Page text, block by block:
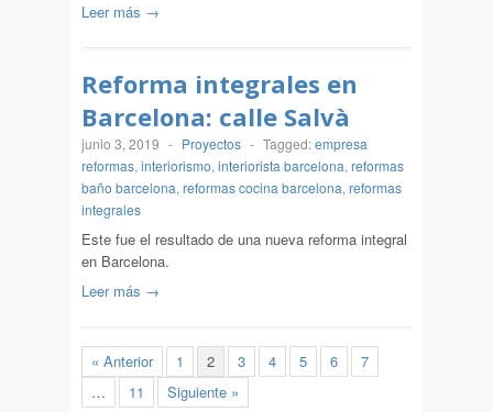
Leer más →
Reforma integrales en
Barcelona: calle Salvà
junio 3, 2019 - Proyectos - Tagged:empresa
reformas, interiorismo, interiorista barcelona, reformas
baño barcelona, reformas cocina barcelona, reformas
integrales
Este fue el resultado de una nueva reforma integral
en Barcelona.
Leer más →
« Anterior 1 2 3 4 5 6
7
…
11 Siguiente »